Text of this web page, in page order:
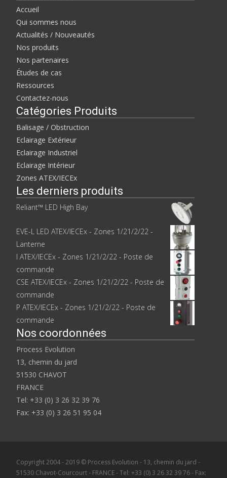
Accueil
Qui sommes nous
Actualités / Nouveautés
Nos produits
Nos partenaires
Études de cas
Ressources
Contactez-nous
Catégories Produits
Balisage / Obstruction
Eclairage Extérieur
Eclairage Industriel
Eclairage Intérieur
Zones ATEX/IECEx
Les derniers produits
Reliant™ LED High Bay
EVE-L LED ATEX/IECEx - Zones 1/21/2/22 -
Lanterne
I ATEX/IECEx - Zones 1/21/2/22 - Poste de
commande
CSE ATEX/IECEx - Zones 1/21/2/22 - Poste de
commande
P ATEX/IECEx - Zones 1/21/2/22 - Poste de
commande
Nos coordonnées
Process Evolution
13, chemin du jard
51530 CHAVOT
FRANCE
Tel: +33 (0) 3 26 32 39 76
Fax: +33 (0) 3 26 51 95 04
Copyright 2004 - 2019 © Process Evolution - 13, chemin du jard -
51530 Chavot-Courcourt - FRANCE - Tel: +33 (0) 3 26 32 39 76 - Fax: